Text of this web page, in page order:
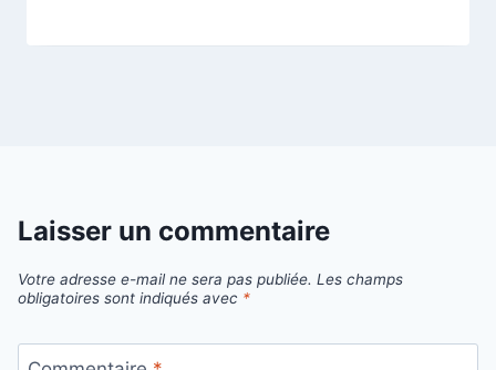
Laisser un commentaire
Votre adresse e-mail ne sera pas publiée. Les champs
obligatoires sont indiqués avec *